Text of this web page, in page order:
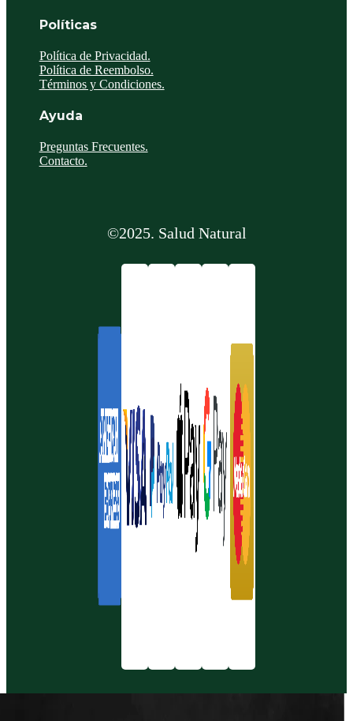
Políticas
Política de Privacidad.
Política de Reembolso.
Términos y Condiciones.
Ayuda
Preguntas Frecuentes.
Contacto.
©2025. Salud Natural